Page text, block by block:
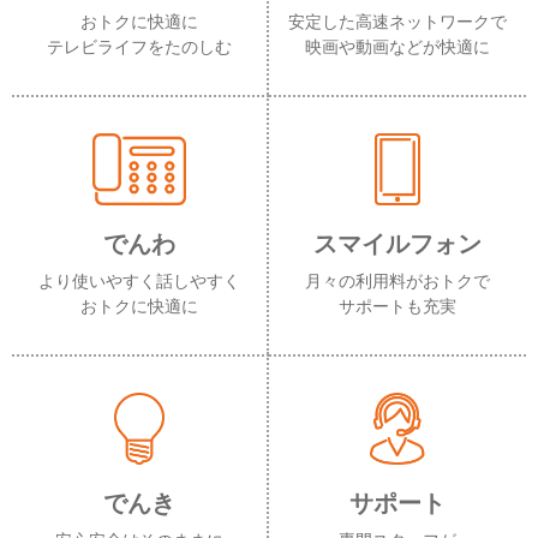
おトクに快適に
テレビライフをたのしむ
安定した高速ネットワークで
映画や動画などが快適に
でんわ
より使いやすく話しやすく
おトクに快適に
スマイルフォン
月々の利用料がおトクで
サポートも充実
でんき サポート